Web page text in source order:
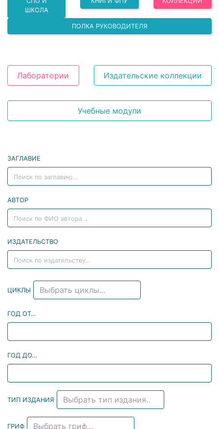
ШКОЛА
ПОЛКА РУКОВОДИТЕЛЯ
Лаборатории Издательские коллекции
Учебные модули
ЗАГЛАВИЕ
АВТОР
ИЗДАТЕЛЬСТВО
ЦИКЛЫ Выбрать циклы…
ГОД ОТ…
ГОД ДО…
ТИП ИЗДАНИЯ Выбрать тип издания…
ГРИФ Выбрать гриф…